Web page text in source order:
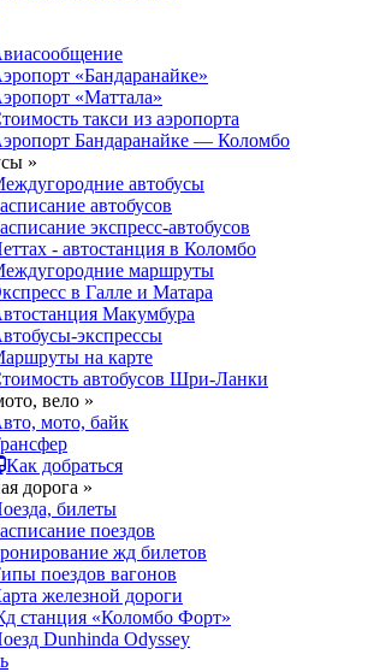
«Бандаранайке»
«Маттала»
такси из аэропорта
Бандаранайке — Коломбо
»
автобусы
автобусов
экспресс-автобусов
- автостанция в Коломбо
маршруты
в Галле и Матара
Макумбура
экспрессы
на карте
автобусов Шри-Ланки
вело »
мото, байк
Как добраться
дорога »
билеты
поездов
жд билетов
поездов вагонов
железной дороги
станция «Коломбо Форт»
Dunhinda Odyssey